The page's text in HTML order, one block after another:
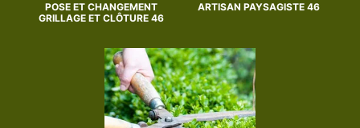
POSE ET CHANGEMENT
GRILLAGE ET CLÔTURE 46
ARTISAN PAYSAGISTE 46